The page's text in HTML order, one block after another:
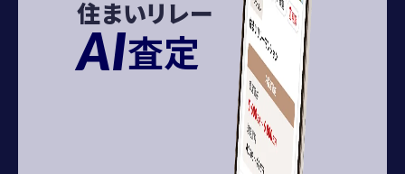
住まいリレー
AI査定